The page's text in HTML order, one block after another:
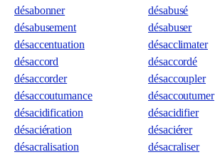
désabonner
désabusé
désabusement
désabuser
désaccentuation
désacclimater
désaccord
désaccordé
désaccorder
désaccoupler
désaccoutumance
désaccoutumer
désacidification
désacidifier
désaciération
désaciérer
désacralisation
désacraliser